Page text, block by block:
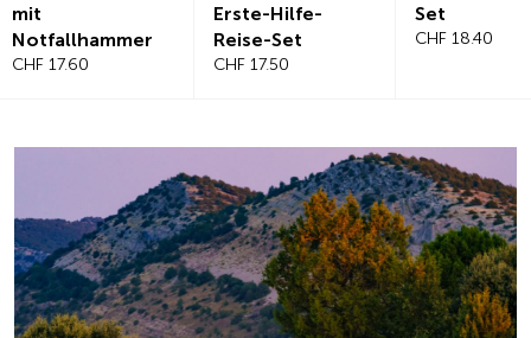
Erste-Hilfe-
Reise-Set
CHF 17.50
Set
CHF 18.40